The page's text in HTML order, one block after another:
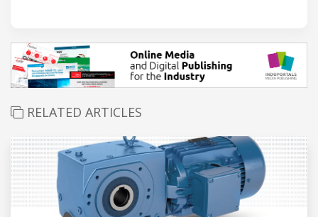
RELATED ARTICLES